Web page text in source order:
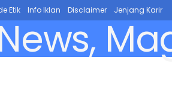
Etik Info Iklan Disclaimer Jenjang Karir